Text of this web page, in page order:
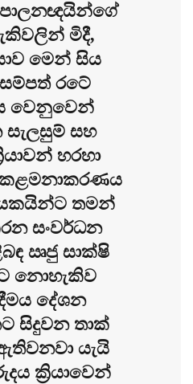
මිදී,
මෙන් සිය
රටේ
වෙනුවෙන්
සැලසුම් සහ
හරහා
කළමනාකරණය
තමන්
සංවර්ධන
ඍජු සාක්ෂි
නොහැකිව
දේශන
සිදුවන තාක්
යැයි
ක්‍රියාවෙන්